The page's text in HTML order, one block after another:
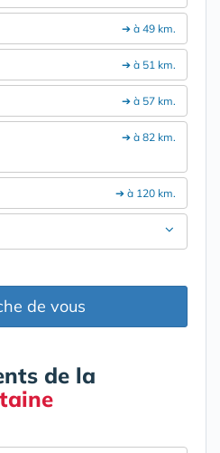
➔ à 49 km.
➔ à 51 km.
➔ à 57 km.
➔ à 82 km.
➔ à 120 km.
de vous
de la